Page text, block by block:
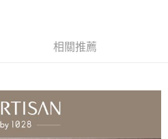
擊此簡訊中的連結，可透過四大超商／
付 」之結帳頁面顯示為準，若有關於
等相關疑問，請聯繫「AFTEE先享後付
support/home
)免運費
相關推薦